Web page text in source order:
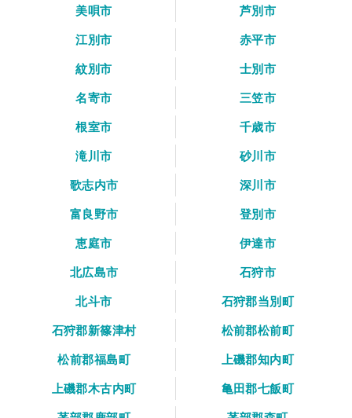
美唄市
芦別市
江別市
赤平市
紋別市
士別市
名寄市
三笠市
根室市
千歳市
滝川市
砂川市
歌志内市
深川市
富良野市
登別市
恵庭市
伊達市
北広島市
石狩市
北斗市
石狩郡当別町
石狩郡新篠津村
松前郡松前町
松前郡福島町
上磯郡知内町
上磯郡木古内町
亀田郡七飯町